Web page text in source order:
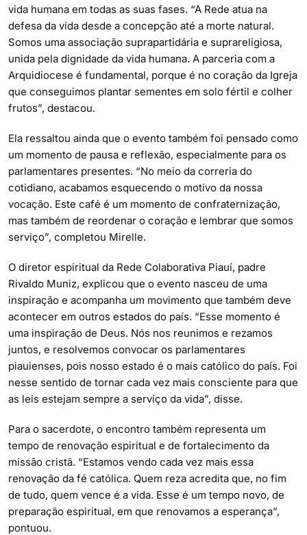
vida humana em todas as suas fases. “A Rede atua na
defesa da vida desde a concepção até a morte natural.
Somos uma associação suprapartidária e suprareligiosa,
unida pela dignidade da vida humana. A parceria com a
Arquidiocese é fundamental, porque é no coração da Igreja
que conseguimos plantar sementes em solo fértil e colher
frutos”, destacou.
Ela ressaltou ainda que o evento também foi pensado como
um momento de pausa e reflexão, especialmente para os
parlamentares presentes. “No meio da correria do
cotidiano, acabamos esquecendo o motivo da nossa
vocação. Este café é um momento de confraternização,
mas também de reordenar o coração e lembrar que somos
serviço”, completou Mirelle.
O diretor espiritual da Rede Colaborativa Piauí, padre
Rivaldo Muniz, explicou que o evento nasceu de uma
inspiração e acompanha um movimento que também deve
acontecer em outros estados do país. “Esse momento é
uma inspiração de Deus. Nós nos reunimos e rezamos
juntos, e resolvemos convocar os parlamentares
piauienses, pois nosso estado é o mais católico do país. Foi
nesse sentido de tornar cada vez mais consciente para que
as leis estejam sempre a serviço da vida”, disse.
Para o sacerdote, o encontro também representa um
tempo de renovação espiritual e de fortalecimento da
missão cristã. “Estamos vendo cada vez mais essa
renovação da fé católica. Quem reza acredita que, no fim
de tudo, quem vence é a vida. Esse é um tempo novo, de
preparação espiritual, em que renovamos a esperança”,
pontuou.